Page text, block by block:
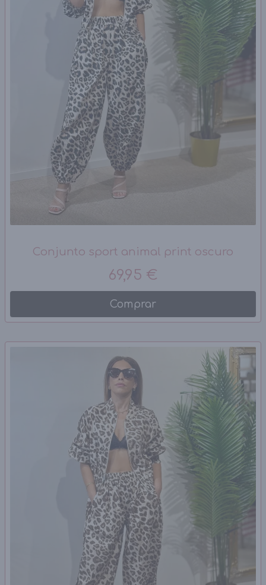
Conjunto sport animal print oscuro
69,95 €
Comprar